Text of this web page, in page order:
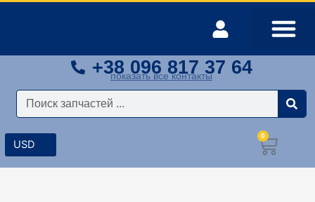
+38 096 817 37 64
показать все контакты
Поиск
0